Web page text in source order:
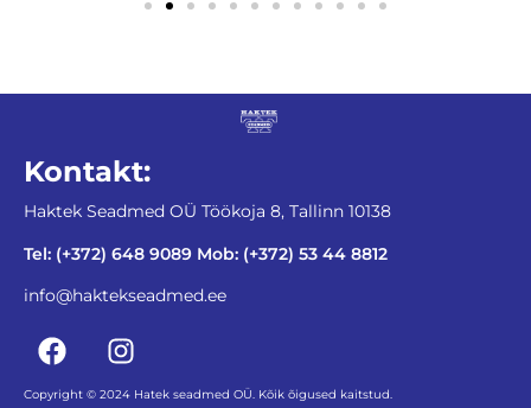
Kontakt:
Haktek Seadmed OÜ Töökoja 8, Tallinn 10138
Tel: (+372) 648 9089 Mob: (+372) 53 44 8812
info@haktekseadmed.ee
Copyright © 2024 Hatek seadmed OÜ. Kõik õigused kaitstud.